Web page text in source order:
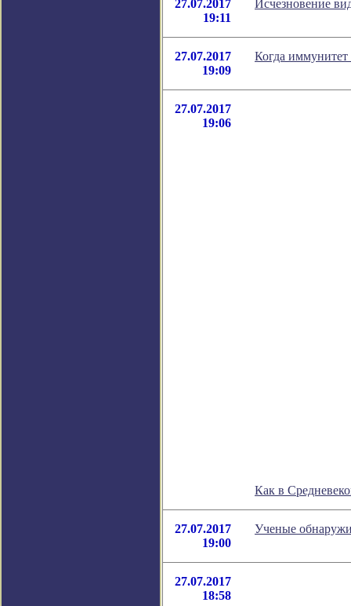
27.07.2017
19:11
Исчезновение
27.07.2017
19:09
Когда иммунитет
27.07.2017
19:06
Как в
27.07.2017
19:00
Ученые
27.07.2017
18:58